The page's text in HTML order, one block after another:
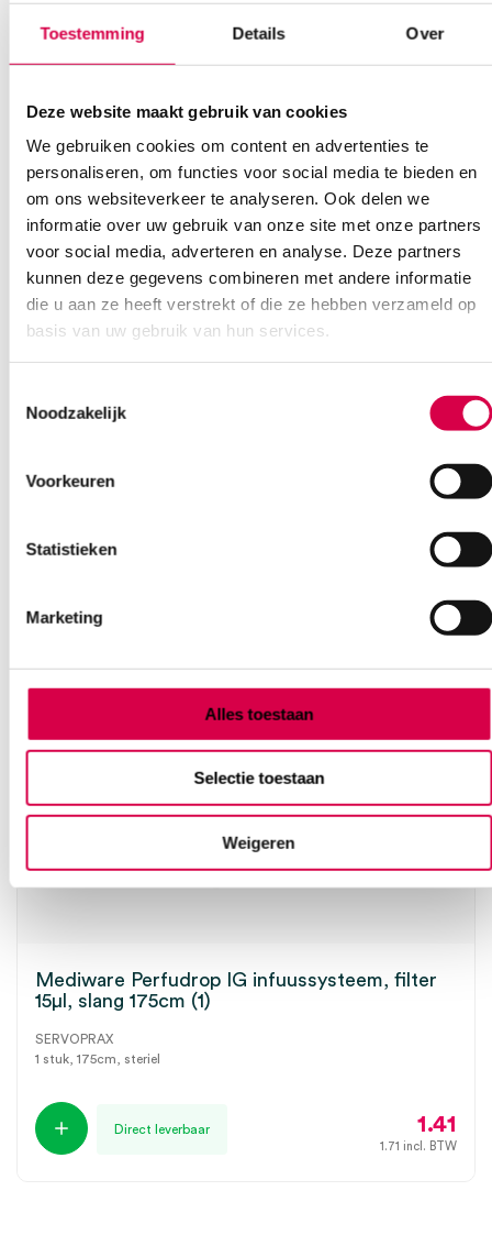
Toestemming Details Over
Deze website maakt gebruik van cookies
We gebruiken cookies om content en advertenties te
personaliseren, om functies voor social media te bieden en
om ons websiteverkeer te analyseren. Ook delen we
informatie over uw gebruik van onze site met onze partners
voor social media, adverteren en analyse. Deze partners
kunnen deze gegevens combineren met andere informatie
die u aan ze heeft verstrekt of die ze hebben verzameld op
basis van uw gebruik van hun services.
Noodzakelijk
Voorkeuren
Statistieken
Marketing
Alles toestaan
Selectie toestaan
Weigeren
Klantenservice
Heb je een vraag?
Anca helpt je!
Vind je antwoord snel en makkelijk op onze klantenservice pagina.
Onze klantenservice is bereikbaar van maandag t/m vrijdag van
08:30 tot 17:00
Bel Anca E-mail Anca Contactformulier
Ook interessant
Mediware Perfudrop IG infuussysteem, filter
15µl, slang 175cm (1)
SERVOPRAX
1 stuk, 175cm, steriel
Direct leverbaar 1.41
1.71 incl. BTW